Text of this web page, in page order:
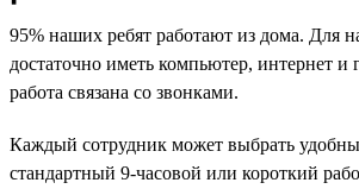
95% наших ребят работают из дома. Для
достаточно иметь компьютер, интернет и
работа связана со звонками.
Каждый сотрудник может выбрать
стандартный 9-часовой или короткий